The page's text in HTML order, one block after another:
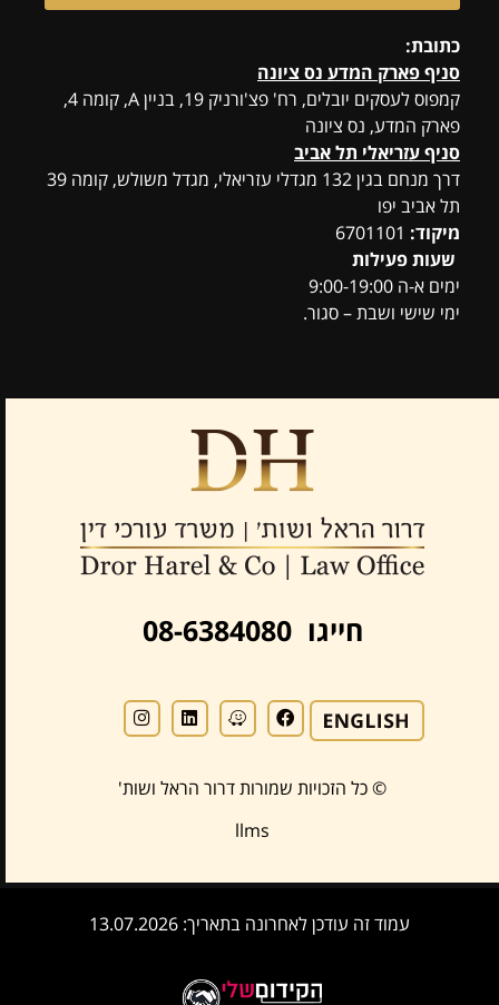
כתובת:
סניף פארק המדע נס ציונה
קמפוס לעסקים יובלים, רח' פצ'ורניק 19, בניין A, קומה 4,
פארק המדע, נס ציונה
סניף עזריאלי תל אביב
דרך מנחם בגין 132 מגדלי עזריאלי, מגדל משולש, קומה 39
תל אביב יפו
מיקוד:
שעות פעילות
ימים א-ה 9:00-19:00
ימי שישי ושבת – סגור.
חייגו 08-6384080
© כל הזכויות שמורות דרור הראל ושות'
llms
עמוד זה עודכן לאחרונה בתאריך: 13.07.2026